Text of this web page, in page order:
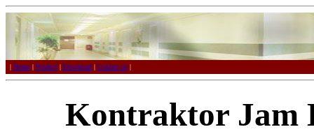
| Home | Product | Download | Contact us |
Kontraktor Jam